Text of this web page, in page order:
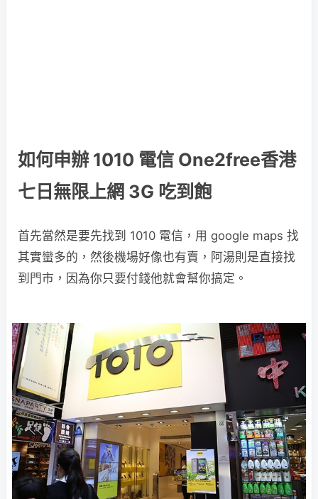
如何申辦 1010 電信 One2free香港
七日無限上網 3G 吃到飽
首先當然是要先找到 1010 電信，用 google maps 找
其實蠻多的，然後機場好像也有賣，阿湯則是直接找
到門市，因為你只要付錢他就會幫你搞定。